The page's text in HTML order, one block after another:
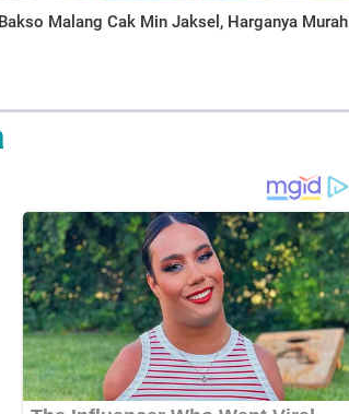
Malang Cak Min Jaksel, Harganya Murah